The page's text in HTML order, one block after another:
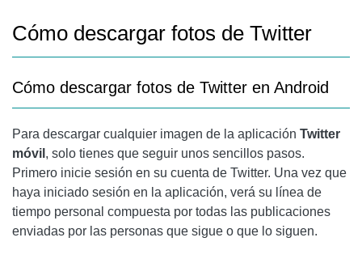
Cómo descargar fotos de Twitter
Cómo descargar fotos de Twitter en Android
Para descargar cualquier imagen de la aplicación Twitter
móvil , solo tienes que seguir unos sencillos pasos.
Primero inicie sesión en su cuenta de Twitter. Una vez que
haya iniciado sesión en la aplicación, verá su línea de
tiempo personal compuesta por todas las publicaciones
enviadas por las personas que sigue o que lo siguen.